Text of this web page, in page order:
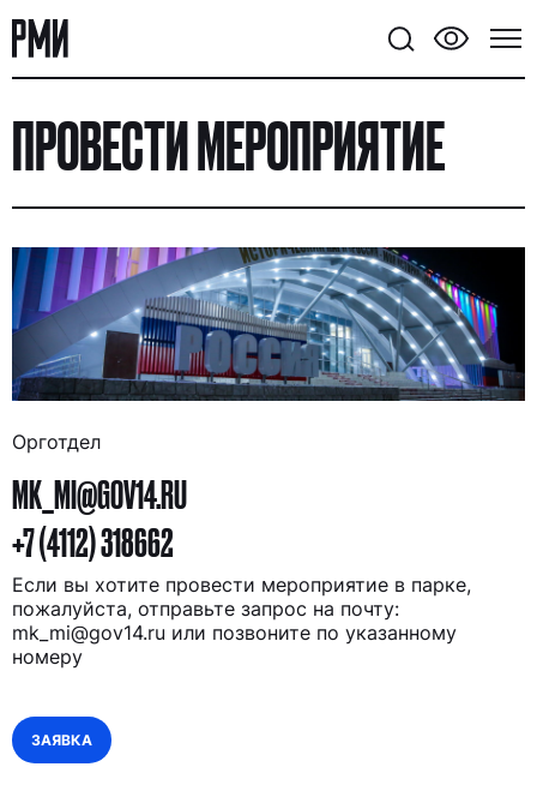
ПРОВЕСТИ МЕРОПРИЯТИЕ
Орготдел
MK_MI@GOV14.RU
+7 (4112) 318662
Если вы хотите провести мероприятие в парке,
пожалуйста, отправьте запрос на почту:
mk_mi@gov14.ru или позвоните по указанному
номеру
ЗАЯВКА